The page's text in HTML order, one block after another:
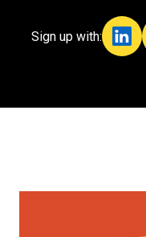
Sign up with: